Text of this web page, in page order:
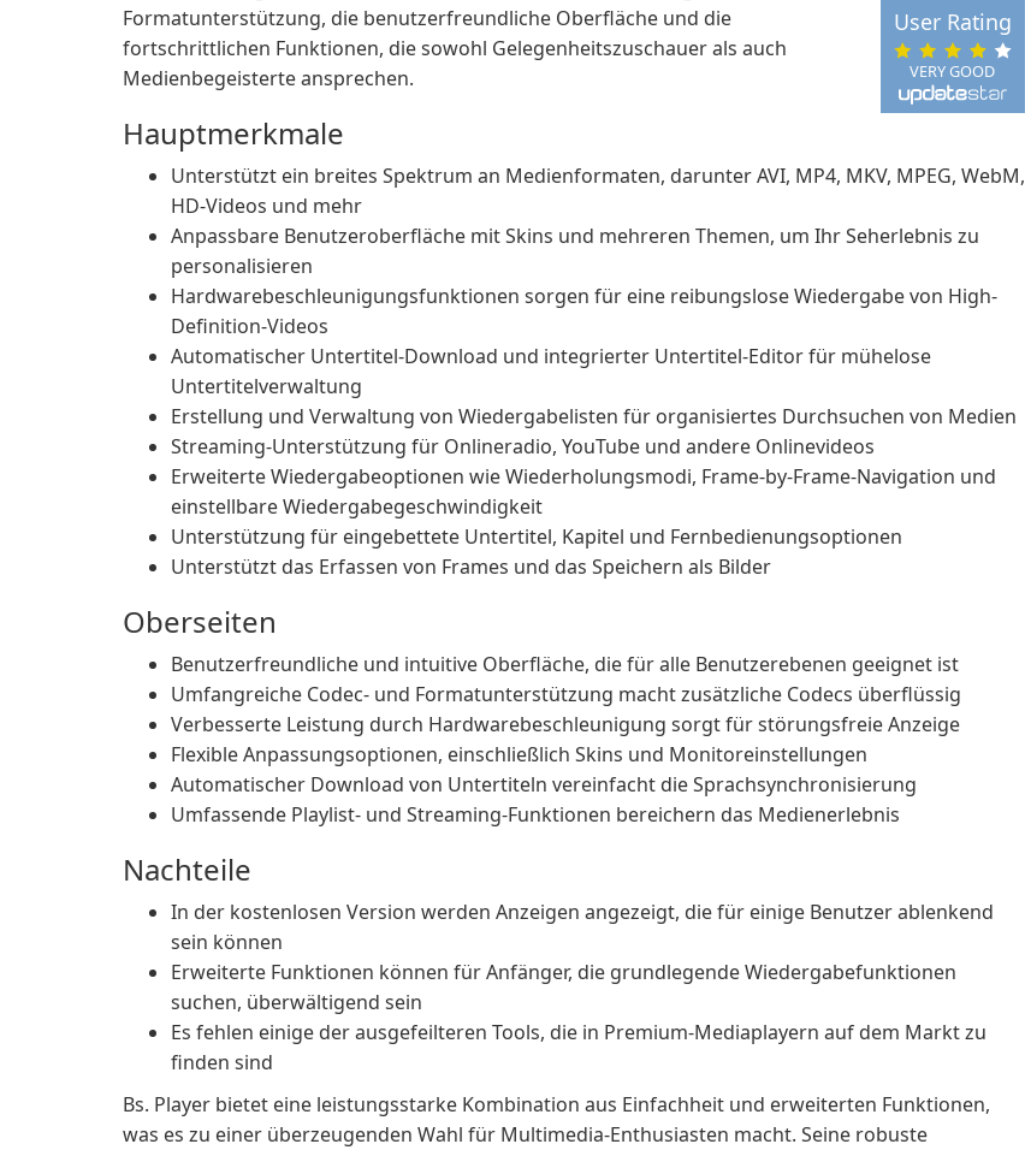
VERY GOOD
User Rating
Formatunterstützung, die benutzerfreundliche Oberfläche und die
fortschrittlichen Funktionen, die sowohl Gelegenheitszuschauer als auch
Medienbegeisterte ansprechen.
Hauptmerkmale
Unterstützt ein breites Spektrum an Medienformaten, darunter AVI, MP4, MKV, MPEG, WebM,
HD-Videos und mehr
Anpassbare Benutzeroberfläche mit Skins und mehreren Themen, um Ihr Seherlebnis zu
personalisieren
Hardwarebeschleunigungsfunktionen sorgen für eine reibungslose Wiedergabe von High-
Definition-Videos
Automatischer Untertitel-Download und integrierter Untertitel-Editor für mühelose
Untertitelverwaltung
Erstellung und Verwaltung von Wiedergabelisten für organisiertes Durchsuchen von Medien
Streaming-Unterstützung für Onlineradio, YouTube und andere Onlinevideos
Erweiterte Wiedergabeoptionen wie Wiederholungsmodi, Frame-by-Frame-Navigation und
einstellbare Wiedergabegeschwindigkeit
Unterstützung für eingebettete Untertitel, Kapitel und Fernbedienungsoptionen
Unterstützt das Erfassen von Frames und das Speichern als Bilder
Oberseiten
Benutzerfreundliche und intuitive Oberfläche, die für alle Benutzerebenen geeignet ist
Umfangreiche Codec- und Formatunterstützung macht zusätzliche Codecs überflüssig
Verbesserte Leistung durch Hardwarebeschleunigung sorgt für störungsfreie Anzeige
Flexible Anpassungsoptionen, einschließlich Skins und Monitoreinstellungen
Automatischer Download von Untertiteln vereinfacht die Sprachsynchronisierung
Umfassende Playlist- und Streaming-Funktionen bereichern das Medienerlebnis
Nachteile
In der kostenlosen Version werden Anzeigen angezeigt, die für einige Benutzer ablenkend
sein können
Erweiterte Funktionen können für Anfänger, die grundlegende Wiedergabefunktionen
suchen, überwältigend sein
Es fehlen einige der ausgefeilteren Tools, die in Premium-Mediaplayern auf dem Markt zu
finden sind
Bs. Player bietet eine leistungsstarke Kombination aus Einfachheit und erweiterten Funktionen,
was es zu einer überzeugenden Wahl für Multimedia-Enthusiasten macht. Seine robuste